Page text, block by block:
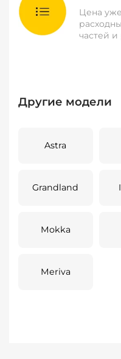
Цена
частей и
Другие модели
Astra
Grandland
Mokka
Meriva